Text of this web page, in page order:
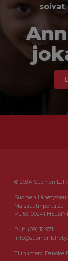
soivat
© 2024 Suomen
Suomen
Maistraatinportti 2a
PL 56, 00241
Puh. (09) 12 971
Tilinumero: Danske